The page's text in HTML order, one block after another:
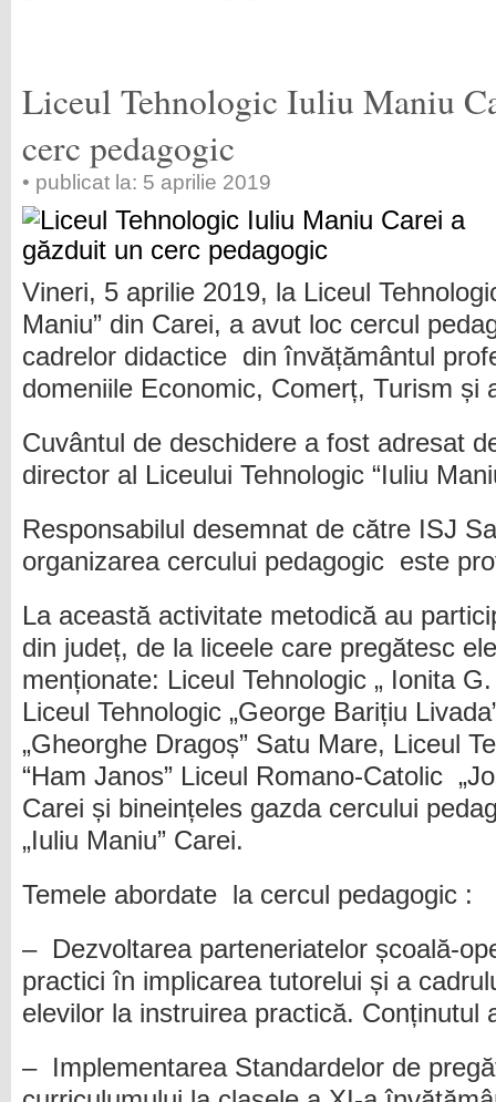
Liceul Tehnologic Iuliu Maniu
cerc pedagogic
• publicat la: 5 aprilie 2019
Vineri, 5 aprilie 2019, la Liceul
Maniu” din Carei, a avut loc cercul
cadrelor didactice din învățământul
domeniile Economic, Comerț, Turism și
Cuvântul de deschidere a fost adresat
director al Liceului Tehnologic “Iuliu
Responsabilul desemnat de către ISJ
organizarea cercului pedagogic este
La această activitate metodică au
din județ, de la liceele care pregătesc
menționate: Liceul Tehnologic „ Ionita
Liceul Tehnologic „George Barițiu
„Gheorghe Dragoș” Satu Mare, Liceul
“Ham Janos” Liceul Romano-Catolic
Carei și bineințeles gazda cercului
„Iuliu Maniu” Carei.
Temele abordate la cercul pedagogic :
– Dezvoltarea parteneriatelor școală-
practici în implicarea tutorelui și a
elevilor la instruirea practică. Conținutul
– Implementarea Standardelor de